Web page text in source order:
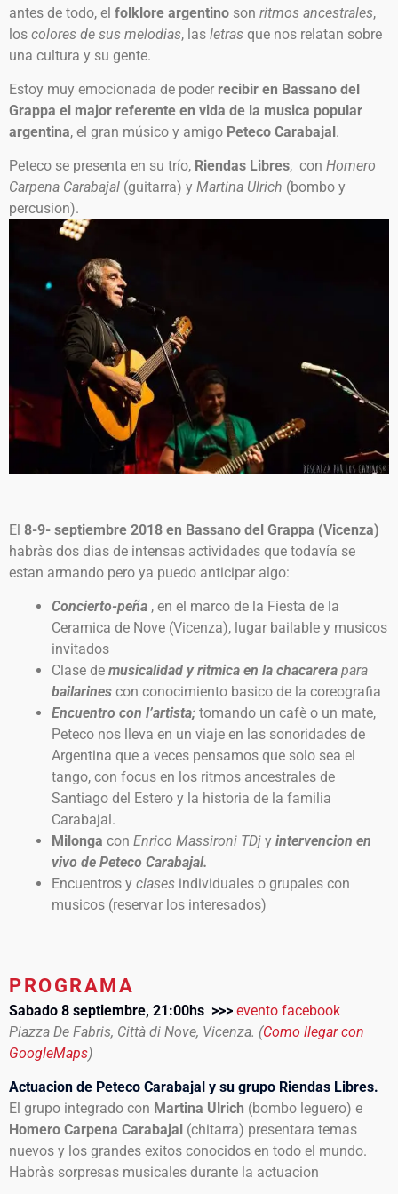
antes de todo, el folklore argentino son ritmos ancestrales,
los colores de sus melodias, las letras que nos relatan sobre
una cultura y su gente.
Estoy muy emocionada de poder recibir en Bassano del
Grappa el major referente en vida de la musica popular
argentina, el gran músico y amigo Peteco Carabajal .
Peteco se presenta en su trío, Riendas Libres, con Homero
Carpena Carabajal (guitarra) y Martina Ulrich (bombo y
percusion).
El 8-9- septiembre 2018 en Bassano del Grappa (Vicenza)
habràs dos dias de intensas actividades que todavía se
estan armando pero ya puedo anticipar algo:
Concierto-peña , en el marco de la Fiesta de la
Ceramica de Nove (Vicenza), lugar bailable y musicos
invitados
Clase demusicalidad y ritmica en la chacarerapara
bailarinescon conocimiento basico de la coreografia
Encuentro con l’artista;tomando un cafè o un mate,
Peteco nos lleva en un viaje en las sonoridades de
Argentina que a veces pensamos que solo sea el
tango, con focus en los ritmos ancestrales de
Santiago del Estero y la historia de la familia
Carabajal.
Milonga conEnrico Massironi TDj yintervencion en
vivo de Peteco Carabajal.
Encuentros yclases individuales o grupales con
musicos (reservar los interesados)
PROGRAMA
Sabado 8 septiembre, 21:00hs >>> evento facebook
Piazza De Fabris, Città di Nove, Vicenza. (Como llegar con
GoogleMaps)
Actuacion de Peteco Carabajal y su grupo Riendas Libres.
El grupo integrado con Martina Ulrich (bombo leguero) e
Homero Carpena Carabajal (chitarra) presentara temas
nuevos y los grandes exitos conocidos en todo el mundo.
Habràs sorpresas musicales durante la actuacion